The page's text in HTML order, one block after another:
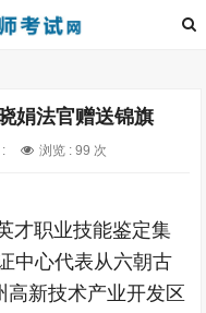
娟法官赠送锦旗
浏览 : 99 次
才职业技能鉴定集
中心代表从六朝古
新技术产业开发区